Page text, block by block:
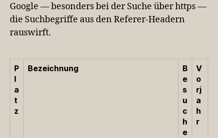
Google — besonders bei der Suche über https —
die Suchbegriffe aus den Referer-Headern
rauswirft.
P
l
a
t
z
Bezeichnung
B
e
s
u
c
h
e
V
o
rj
a
h
r